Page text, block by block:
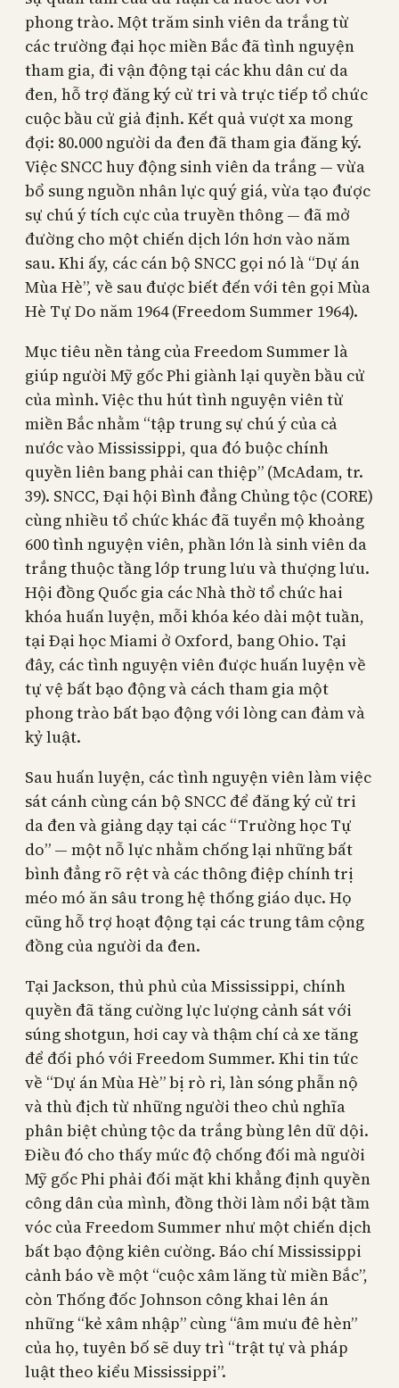
phong trào. Một trăm sinh viên da trắng từ
các trường đại học miền Bắc đã tình nguyện
tham gia, đi vận động tại các khu dân cư da
đen, hỗ trợ đăng ký cử tri và trực tiếp tổ chức
cuộc bầu cử giả định. Kết quả vượt xa mong
đợi: 80.000 người da đen đã tham gia đăng ký.
Việc SNCC huy động sinh viên da trắng — vừa
bổ sung nguồn nhân lực quý giá, vừa tạo được
sự chú ý tích cực của truyền thông — đã mở
đường cho một chiến dịch lớn hơn vào năm
sau. Khi ấy, các cán bộ SNCC gọi nó là “Dự án
Mùa Hè”, về sau được biết đến với tên gọi Mùa
Hè Tự Do năm 1964 (Freedom Summer 1964).
Mục tiêu nền tảng của Freedom Summer là
giúp người Mỹ gốc Phi giành lại quyền bầu cử
của mình. Việc thu hút tình nguyện viên từ
miền Bắc nhằm “tập trung sự chú ý của cả
nước vào Mississippi, qua đó buộc chính
quyền liên bang phải can thiệp” (McAdam, tr.
39). SNCC, Đại hội Bình đẳng Chủng tộc (CORE)
cùng nhiều tổ chức khác đã tuyển mộ khoảng
600 tình nguyện viên, phần lớn là sinh viên da
trắng thuộc tầng lớp trung lưu và thượng lưu.
Hội đồng Quốc gia các Nhà thờ tổ chức hai
khóa huấn luyện, mỗi khóa kéo dài một tuần,
tại Đại học Miami ở Oxford, bang Ohio. Tại
đây, các tình nguyện viên được huấn luyện về
tự vệ bất bạo động và cách tham gia một
phong trào bất bạo động với lòng can đảm và
kỷ luật.
Sau huấn luyện, các tình nguyện viên làm việc
sát cánh cùng cán bộ SNCC để đăng ký cử tri
da đen và giảng dạy tại các “Trường học Tự
do” — một nỗ lực nhằm chống lại những bất
bình đẳng rõ rệt và các thông điệp chính trị
méo mó ăn sâu trong hệ thống giáo dục. Họ
cũng hỗ trợ hoạt động tại các trung tâm cộng
đồng của người da đen.
Tại Jackson, thủ phủ của Mississippi, chính
quyền đã tăng cường lực lượng cảnh sát với
súng shotgun, hơi cay và thậm chí cả xe tăng
để đối phó với Freedom Summer. Khi tin tức
về “Dự án Mùa Hè” bị rò rỉ, làn sóng phẫn nộ
và thù địch từ những người theo chủ nghĩa
phân biệt chủng tộc da trắng bùng lên dữ dội.
Điều đó cho thấy mức độ chống đối mà người
Mỹ gốc Phi phải đối mặt khi khẳng định quyền
công dân của mình, đồng thời làm nổi bật tầm
vóc của Freedom Summer như một chiến dịch
bất bạo động kiên cường. Báo chí Mississippi
cảnh báo về một “cuộc xâm lăng từ miền Bắc”,
còn Thống đốc Johnson công khai lên án
những “kẻ xâm nhập” cùng “âm mưu đê hèn”
của họ, tuyên bố sẽ duy trì “trật tự và pháp
luật theo kiểu Mississippi”.